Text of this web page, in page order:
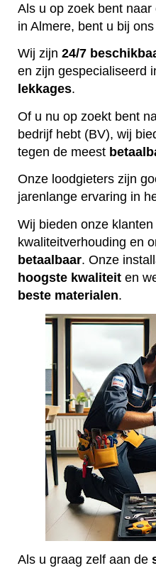
Als u op zoek bent naar
in Almere, bent u bij
Wij zijn 24/7
en zijn gespecialiseerd
lekkages.
Of u nu op zoekt bent
bedrijf hebt (BV), wij
tegen de meest
Onze loodgieters zijn
jarenlange ervaring in
Wij bieden onze
kwaliteitverhouding en
betaalbaar. Onze
hoogste kwaliteit en
beste materialen.
Als u graag zelf aan de